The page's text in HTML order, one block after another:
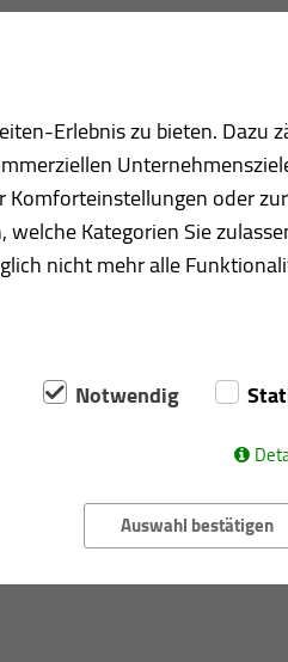
oder individuell gekantete
Gebäudehüllen
Planung
zur Verfügung.
eingesetzt werden.
Erlebnis zu bieten. Dazu
oder
Kategorien Sie
nicht mehr alle
Notwendig
Auswahl bestätigen